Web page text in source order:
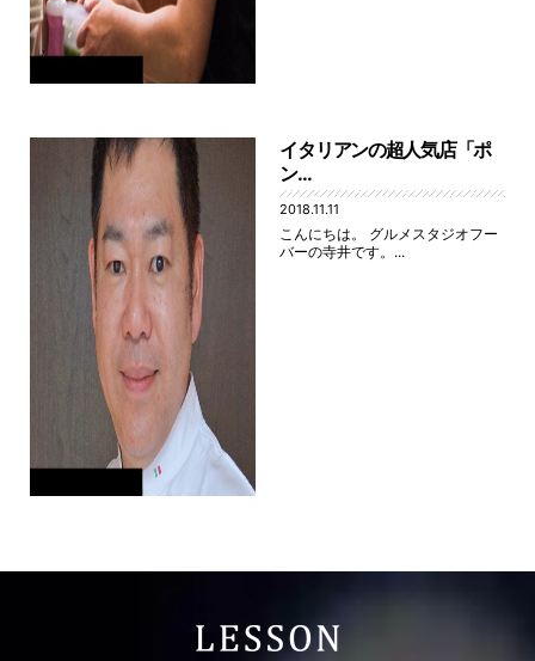
イタリアンの超人気店「ポ
ン...
2018.11.11
こんにちは。 グルメスタジオフー
バーの寺井です。...